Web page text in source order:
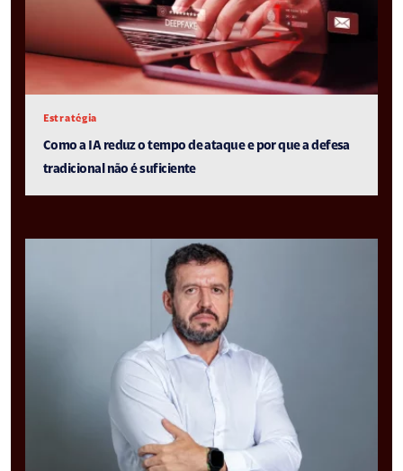
Estratégia
Como a IA reduz o tempo de ataque e por que a defesa
tradicional não é suficiente